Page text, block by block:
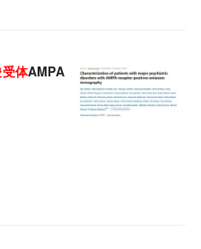
受体AMPAR变化或可成为精神疾